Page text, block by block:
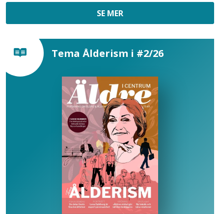
SE MER
Tema Ålderism i #2/26